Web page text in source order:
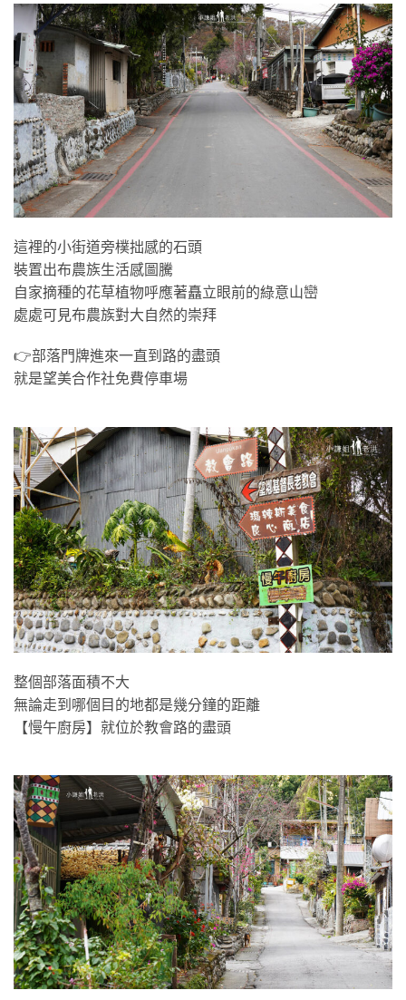
這裡的小街道旁樸拙感的石頭
裝置出布農族生活感圖騰
自家摘種的花草植物呼應著矗立眼前的綠意山巒
處處可見布農族對大自然的崇拜
👉部落門牌進來一直到路的盡頭
就是望美合作社免費停車場
整個部落面積不大
無論走到哪個目的地都是幾分鐘的距離
【慢午廚房】就位於教會路的盡頭